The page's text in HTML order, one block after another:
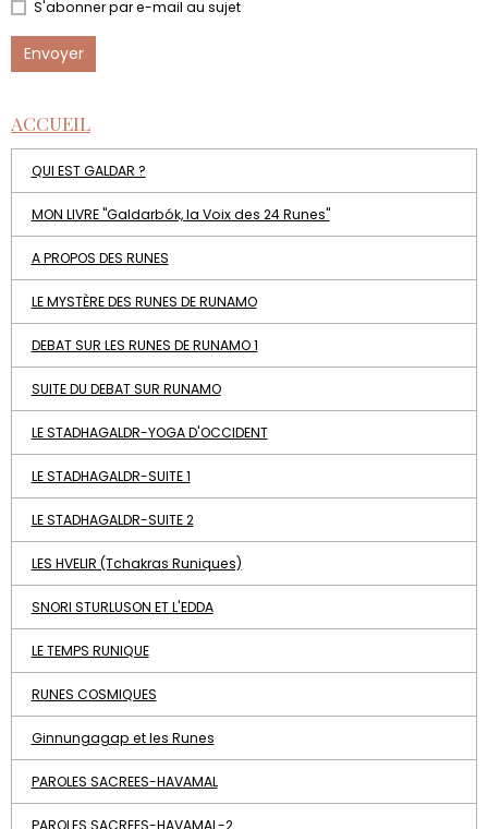
S'abonner par e-mail au sujet
Envoyer
ACCUEIL
QUI EST GALDAR ?
MON LIVRE "Galdarbók, la Voix des 24 Runes"
A PROPOS DES RUNES
LE MYSTÈRE DES RUNES DE RUNAMO
DEBAT SUR LES RUNES DE RUNAMO 1
SUITE DU DEBAT SUR RUNAMO
LE STADHAGALDR-YOGA D'OCCIDENT
LE STADHAGALDR-SUITE 1
LE STADHAGALDR-SUITE 2
LES HVELIR (Tchakras Runiques)
SNORI STURLUSON ET L'EDDA
LE TEMPS RUNIQUE
RUNES COSMIQUES
Ginnungagap et les Runes
PAROLES SACREES-HAVAMAL
PAROLES SACREES-HAVAMAL-2